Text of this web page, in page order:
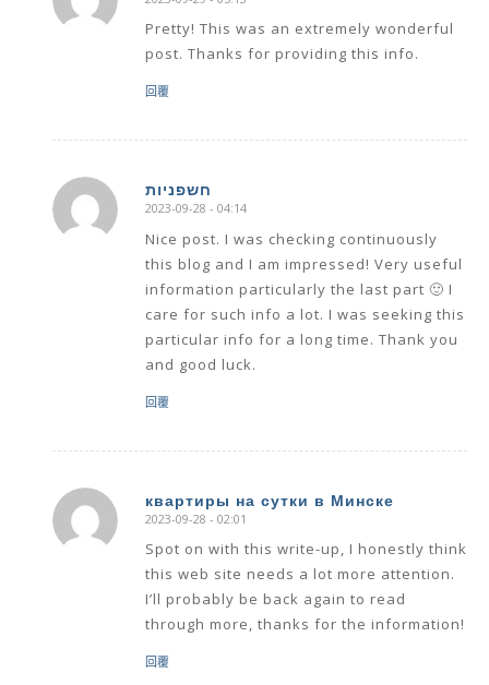
says:
Pretty! This was an extremely wonderful
post. Thanks for providing this info.
回覆
חשפניות
says:
2023-09-28 - 04:14
Nice post. I was checking continuously
this blog and I am impressed! Very useful
information particularly the last part 🙂 I
care for such info a lot. I was seeking this
particular info for a long time. Thank you
and good luck.
回覆
квартиры на сутки в Минске
says:
2023-09-28 - 02:01
Spot on with this write-up, I honestly think
this web site needs a lot more attention.
I’ll probably be back again to read
through more, thanks for the information!
回覆